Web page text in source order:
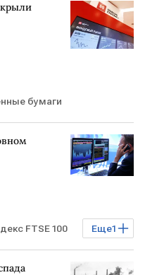
бумаги
Еще1
FTSE 100